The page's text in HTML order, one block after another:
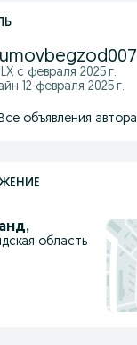
с февраля 2025 г.
12 февраля 2025 г.
объявления автора
,
область